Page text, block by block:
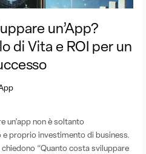
un’App?
di Vita e ROI per un
un’app non è soltanto
e proprio investimento di business.
“Quanto costa sviluppare